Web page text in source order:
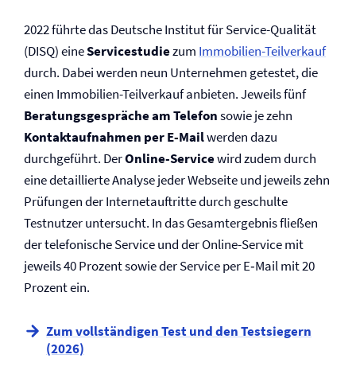
2022 führte das Deutsche Institut für Service-Qualität
(DISQ) eineServicestudiezum Immobilien-Teilverkauf
durch. Dabei werden neun Unternehmen getestet, die
einen Immobilien-Teilverkauf anbieten. Jeweils fünf
Beratungsgespräche am Telefonsowie je zehn
Kontaktaufnahmen per E‑Mailwerden dazu
durchgeführt. DerOnline-Servicewird zudem durch
eine detaillierte Analyse jeder Webseite und jeweils zehn
Prüfungen der Internetauftritte durch geschulte
Testnutzer untersucht. In das Gesamtergebnis fließen
der telefonische Service und der Online-Service mit
jeweils 40 Prozent sowie der Service per E‑Mail mit 20
Prozent ein.
Zum vollständigen Test und den Testsiegern
(2026)